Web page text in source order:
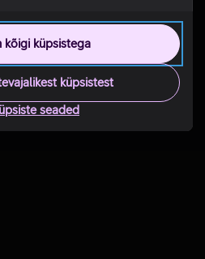
kõigi küpsistega
küpsistest
seaded